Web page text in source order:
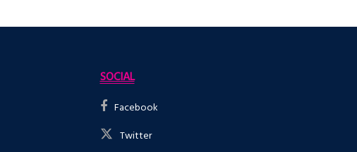
SOCIAL
Facebook
Twitter